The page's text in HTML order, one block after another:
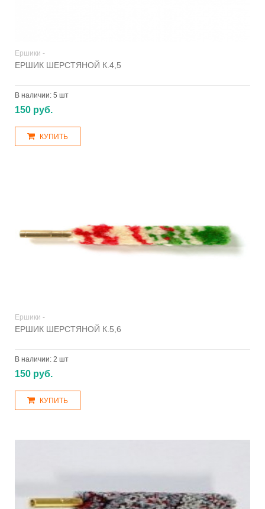
Ершики -
ЕРШИК ШЕРСТЯНОЙ К.4,5
В наличии: 5 шт
150 руб.
КУПИТЬ
Ершики -
ЕРШИК ШЕРСТЯНОЙ К.5,6
В наличии: 2 шт
150 руб.
КУПИТЬ